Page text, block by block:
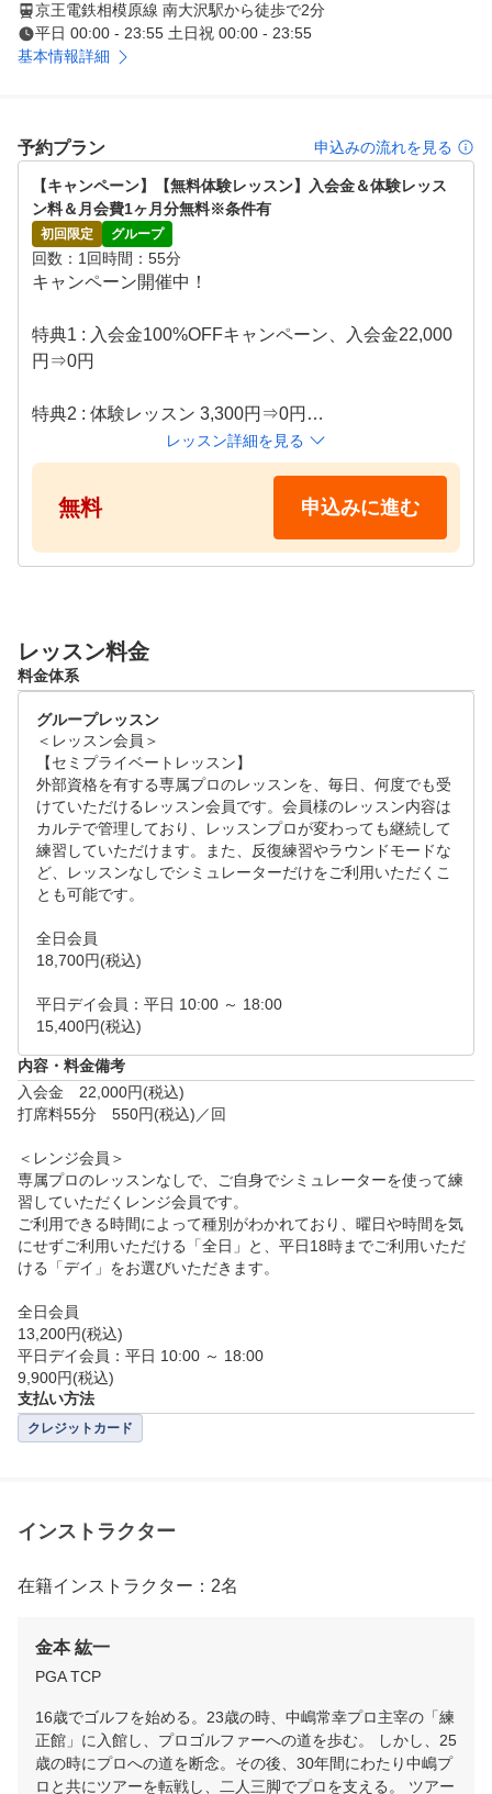
②シミュレーターを活用した専属プロによるレッスン
シミュレーターにより「見える化」されたデータをもとに
ータを確認しながら、会員様にわかりやすくレッスンしま
り、前回の復習や今後の課題など、継続してレッスンを受
けていただけます。
③レッスン受け放題、レンジ使い放題のサブスクモデル
受けられます。また打席も使い放題なので、一人で練習し
たい時にはシミュレーションを使って、効率よく練習でき
④ゴルフ初心者から上級者まで楽しめる練習モード
同じシチュエーションで繰り返しショット練習したり、ゲ
り、実際のコースをリアルに再現したコースでラウンドし
たり、数多くの練習モードがありますので、そのときの気
分にあわせて、飽きずに練習していただけます。
京王電鉄相模原線 南大沢駅から徒歩で2分
平日 00:00 - 23:55 土日祝 00:00 - 23:55
基本情報詳細
予約プラン 申込みの流れを見る
【キャンペーン】【無料体験レッスン】入会金＆体験レッス
ン料＆月会費1ヶ月分無料※条件有
初回限定 グループ
回数 1回時間 55分
キャンペーン開催中！
特典1 : 入会金100%OFFキャンペーン、入会金22,000
円⇒0円
特典2 : 体験レッスン 3,300円⇒0円
特典3 : 月会費 1ヶ月分⇒0円
※上記特典は、体験レッスン当日の入会や6か月以上
継続された場合にのみ適応などの条件があります。
※キャンペーン適応条件は各店舗へお問い合わせくだ
外部資格を有する専属プロのレッスンを初回限定で無
事前のアンケートを元にお悩みや目標をヒアリングし
、高精度シミュレーターを使いながら分かりやすく、
丁寧に指導いたします。
●レッスンタイムスケジュール
火曜～金曜
①10:00～10:55　②11:00～11:55　③13:00～13:55
⑦18:30～19:25　⑧19:30～20:25　⑨20:30～21:25
土日祝
①9:00～9:55　②10:00～10:55　③11:00～11:55　④
13:00～13:55　⑤14:00～14:55　⑥15:00～15:55　⑦
ご希望の日時をリクエスト画面よりご提示ください。
追ってご連絡差し上げます。
※お二人以上で同一のお時間にレッスンの受講をご希
望される場合はお一人ずつリクエストをお願いいたし
ます。
また、リクエスト画面の「悩み・質問など」の項目に
、その旨のご記入をお願いいたします。
は他店舗で過去にレッスンご受講済みの場合、リクエ
ストはお受けできかねますのでご了承ください。
※右打ち打席のみとなります。
※安全に施設をご利用いただくため、対象年齢を高校
生以上のお客様とさせていただいております。
レッスン詳細を見る
無料 申込みに進む
レッスン料金
料金体系
グループレッスン
＜レッスン会員＞
【セミプライベートレッスン】
外部資格を有する専属プロのレッスンを、毎日、何度でも受
けていただけるレッスン会員です。会員様のレッスン内容は
カルテで管理しており、レッスンプロが変わっても継続して
練習していただけます。また、反復練習やラウンドモードな
ど、レッスンなしでシミュレーターだけをご利用いただくこ
とも可能です。
全日会員
18,700円(税込)
平日デイ会員：平日 10:00 ～ 18:00
内容・料金備考
入会金　22,000円(税込)
打席料55分　550円(税込)／回
＜レンジ会員＞
専属プロのレッスンなしで、ご自身でシミュレーターを使って練
習していただくレンジ会員です。
ご利用できる時間によって種別がわかれており、曜日や時間を気
にせずご利用いただける「全日」と、平日18時までご利用いただ
ける「デイ」をお選びいただきます。
全日会員
13,200円(税込)
平日デイ会員：平日 10:00 ～ 18:00
支払い方法
クレジットカード
インストラクター
在籍インストラクター：2名
金本 紘一
PGA TCP
16歳でゴルフを始める。23歳の時、中嶋常幸プロ主宰の「練
正館」に入館し、プロゴルファーへの道を歩む。 しかし、25
歳の時にプロへの道を断念。その後、30年間にわたり中嶋プ
ロと共にツアーを転戦し、二人三脚でプロを支える。 ツアー